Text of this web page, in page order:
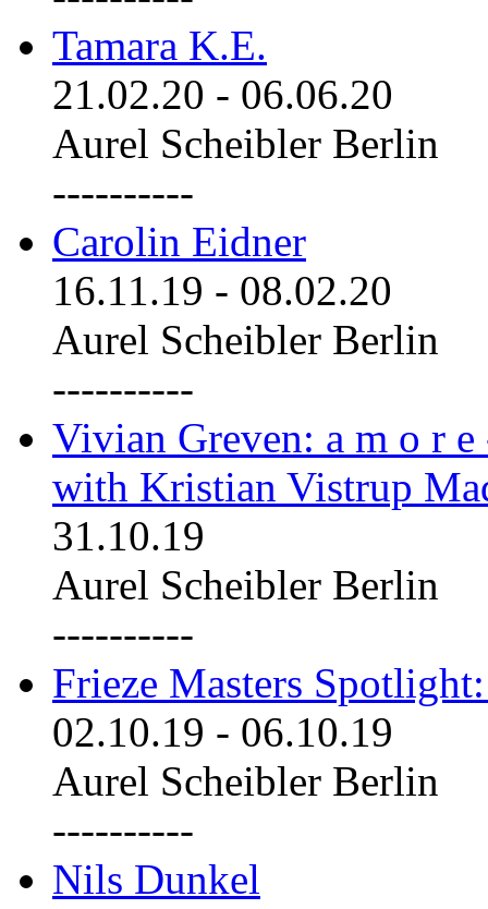
Tamara K.E.
21.02.20 - 06.06.20
Aurel Scheibler Berlin
----------
Carolin Eidner
16.11.19 - 08.02.20
Aurel Scheibler Berlin
----------
Vivian Greven: a m o r
with Kristian Vistrup
31.10.19
Aurel Scheibler Berlin
----------
Frieze Masters
02.10.19 - 06.10.19
Aurel Scheibler Berlin
----------
Nils Dunkel